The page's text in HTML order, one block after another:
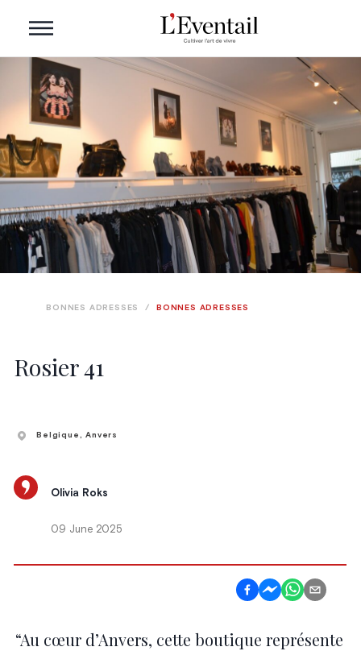
Rosier 41
BONNES ADRESSES / BONNES ADRESSES
Belgique , Anvers
Olivia Roks
09 June 2025
“Au cœur d’Anvers, cette boutique représente